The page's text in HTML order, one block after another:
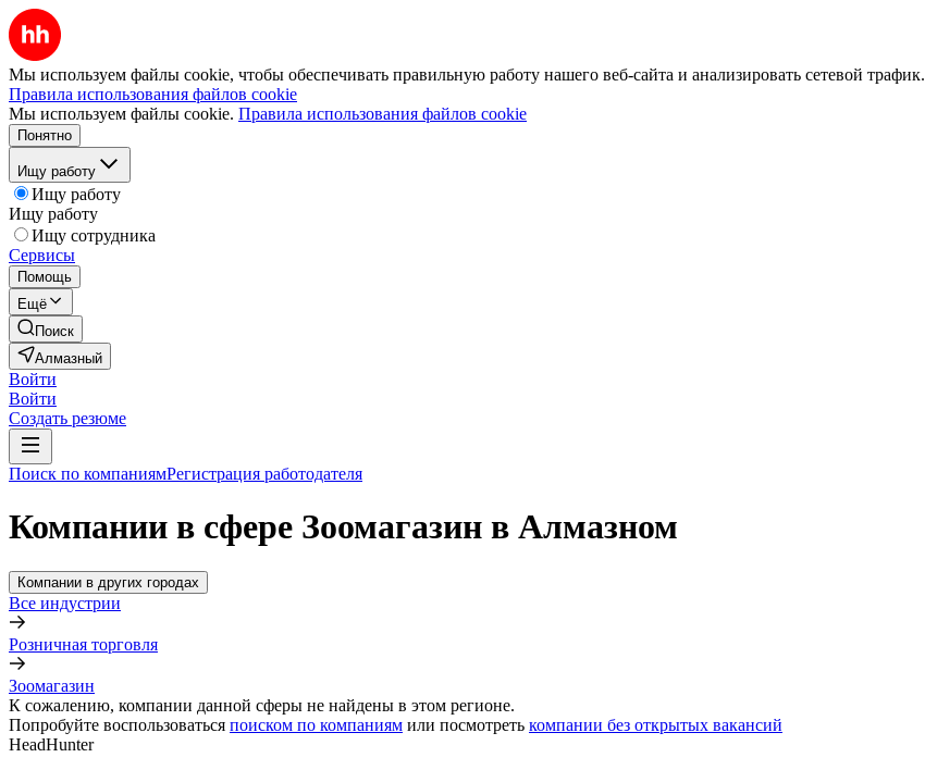
Мы используем файлы cookie, чтобы обеспечивать правильную работу нашего веб-сайта и анализировать сетевой трафик.
Правила использования файлов cookie
Мы используем файлы cookie. Правила использования файлов cookie
Понятно
Ищу работу
Ищу работу
Ищу работу
Ищу сотрудника
Сервисы
Помощь
Ещё
Поиск
Алмазный
Войти
Войти
Создать резюме
Поиск по компаниямРегистрация работодателя
Компании в сфере Зоомагазин в Алмазном
Компании в других городах
Все индустрии
Розничная торговля
Зоомагазин
К сожалению, компании данной сферы не найдены в этом регионе.
Попробуйте воспользоваться поиском по компаниям или посмотреть компании без открытых вакансий
HeadHunter